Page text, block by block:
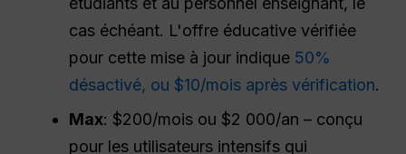
cas échéant. L'offre éducative vérifiée
pour cette mise à jour indique 50%
désactivé, ou $10/mois après vérification.
Max: $200/mois ou $2 000/an – conçu
pour les utilisateurs intensifs qui